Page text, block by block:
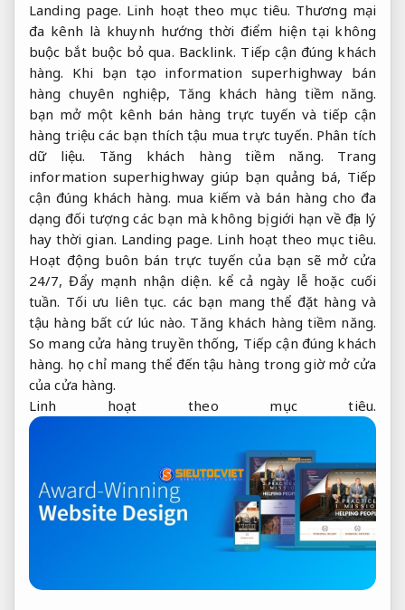
Landing page. Linh hoạt theo mục tiêu. Thương mại
đa kênh là khuynh hướng thời điểm hiện tại không
buộc bắt buộc bỏ qua. Backlink. Tiếp cận đúng khách
hàng. Khi bạn tạo information superhighway bán
hàng chuyên nghiệp, Tăng khách hàng tiềm năng.
bạn mở một kênh bán hàng trực tuyến và tiếp cận
hàng triệu các bạn thích tậu mua trực tuyến. Phân tích
dữ liệu.
Tăng khách hàng tiềm năng. Trang
information superhighway giúp bạn quảng bá, Tiếp
cận đúng khách hàng. mua kiếm và bán hàng cho đa
dạng đối tượng các bạn mà không bị giới hạn về địa lý
hay thời gian. Landing page. Linh hoạt theo mục tiêu.
Hoạt động buôn bán trực tuyến của bạn sẽ mở cửa
24/7,Đẩy mạnh nhận diện. kể cả ngày lễ hoặc cuối
tuần. Tối ưu liên tục. các bạn mang thể đặt hàng và
tậu hàng bất cứ lúc nào. Tăng khách hàng tiềm năng.
So mang cửa hàng truyền thống, Tiếp cận đúng khách
hàng. họ chỉ mang thể đến tậu hàng trong giờ mở cửa
của cửa hàng.
Linh hoạt theo mục tiêu.